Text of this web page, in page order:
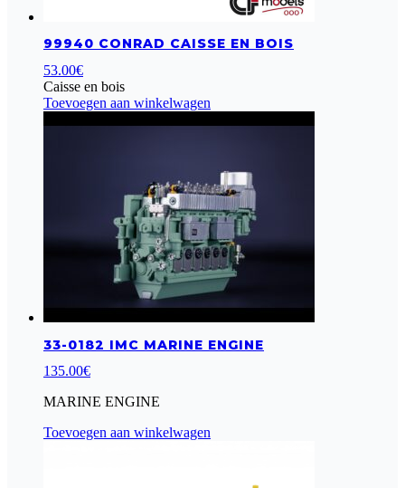
99940 CONRAD CAISSE EN BOIS
53.00€
Caisse en bois
Toevoegen aan winkelwagen
33-0182 IMC MARINE ENGINE
135.00€
MARINE ENGINE
Toevoegen aan winkelwagen